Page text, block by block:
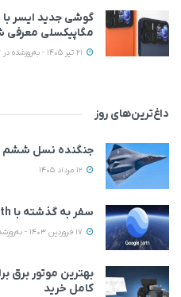
مگاپیکسلی معرفی
داغ‌ترین‌های روز
جنگنده نسل ششم F-47 در مسیر نخستین پرواز
سفر به گذشته با Google Earth
بهترین موتور برق
کامل خرید